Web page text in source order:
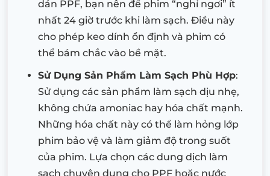
dán PPF, bạn nên để phim “nghỉ ngơi” ít
nhất 24 giờ trước khi làm sạch. Điều này
cho phép keo dính ổn định và phim có
thể bám chắc vào bề mặt.
Sử Dụng Sản Phẩm Làm Sạch Phù Hợp:
Sử dụng các sản phẩm làm sạch dịu nhẹ,
không chứa amoniac hay hóa chất mạnh.
Những hóa chất này có thể làm hỏng lớp
phim bảo vệ và làm giảm độ trong suốt
của phim. Lựa chọn các dung dịch làm
sạch chuyên dụng cho PPF hoặc nước